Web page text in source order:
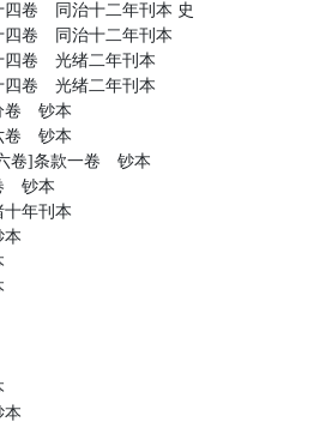
四卷 同治十二年刊本 史
四卷 同治十二年刊本
四卷 光绪二年刊本
四卷 光绪二年刊本
卷 钞本
卷 钞本
卷]条款一卷 钞本
钞本
年刊本
本
本